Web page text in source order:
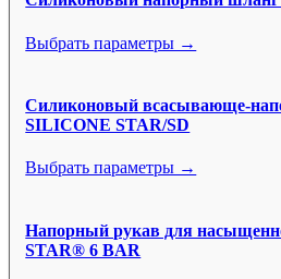
Выбрать параметры →
Силиконовый всасывающе-
SILICONE STAR/SD
Выбрать параметры →
Напорный рукав для
STAR® 6 BAR